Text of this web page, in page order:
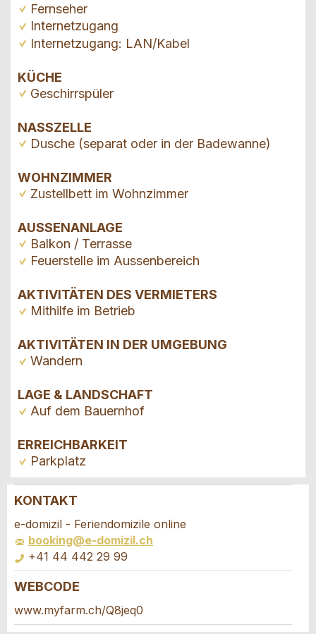
Fernseher
Internetzugang
Internetzugang: LAN/Kabel
KÜCHE
Geschirrspüler
NASSZELLE
Dusche (separat oder in der Badewanne)
WOHNZIMMER
Zustellbett im Wohnzimmer
AUSSENANLAGE
Balkon / Terrasse
Feuerstelle im Aussenbereich
AKTIVITÄTEN DES VERMIETERS
Mithilfe im Betrieb
AKTIVITÄTEN IN DER UMGEBUNG
Wandern
LAGE & LANDSCHAFT
Auf dem Bauernhof
ERREICHBARKEIT
Parkplatz
Anzeige beanstanden
Ihr Feedback wird sehr geschätzt!
Allgemeines Feedback
Anzeige nicht mehr gültig
Anzeige unvollständig
Anzeige weiterempfehlen
Empfehlen Sie diese Anzeige an Freunde weiter.
KONTAKT
e-domizil - Feriendomizile online
booking@e-domizil.ch
+41 44 442 29 99
Buchungsanfrage
WEBCODE
www.myfarm.ch/Q8jeq0